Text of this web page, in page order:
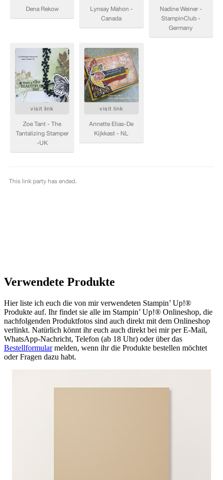
Verwendete Produkte
Hier liste ich euch die von mir verwendeten Stampin’ Up!®
Produkte auf. Ihr findet sie alle im Stampin’ Up!® Onlineshop, die
nachfolgenden Produktfotos sind auch direkt mit dem Onlineshop
verlinkt. Natürlich könnt ihr euch auch direkt bei mir per E-Mail,
WhatsApp-Nachricht, Telefon (ab 18 Uhr) oder über das
Bestellformularmelden, wenn ihr die Produkte bestellen möchtet
oder Fragen dazu habt.